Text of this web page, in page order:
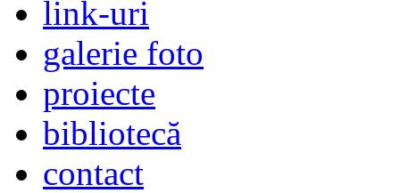
link-uri
galerie foto
proiecte
bibliotecă
contact